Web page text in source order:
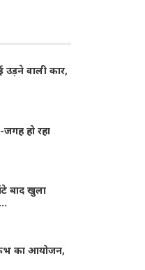
उड़ने वाली कार,
हो रहा
बाद खुला
का आयोजन,